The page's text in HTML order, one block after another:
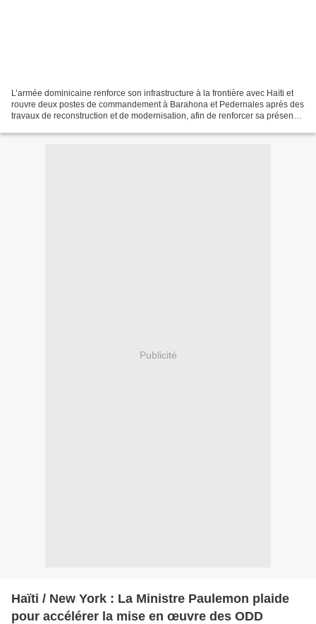
L’armée dominicaine renforce son infrastructure à la frontière avec Haïti et
rouvre deux postes de commandement à Barahona et Pedernales après des
travaux de reconstruction et de modernisation, afin de renforcer sa présence
Publicité
Haïti / New York : La Ministre Paulemon plaide
pour accélérer la mise en œuvre des ODD